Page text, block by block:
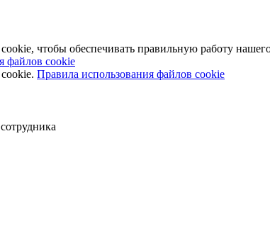
чтобы обеспечивать правильную работу нашего
файлов cookie
Правила использования файлов cookie